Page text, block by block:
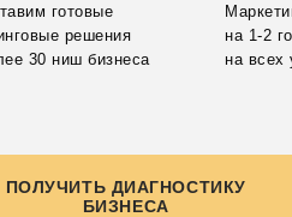
готовые
решения
30 ниш бизнеса
на 1-2
на всех
ПОЛУЧИТЬ ДИАГНОСТИКУ
БИЗНЕСА